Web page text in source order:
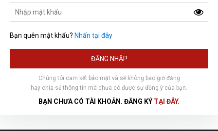
Bạn quên mật khẩu? Nhấn tại đây
ĐĂNG NHẬP
Chúng tôi cam kết bảo mật và sẽ không bao giờ đăng
hay chia sẻ thông tin mà chưa có được sự đồng ý của bạn.
BẠN CHƯA CÓ TÀI KHOẢN. ĐĂNG KÝ TẠI ĐÂY.
HOÀN THÀNH
0792666128